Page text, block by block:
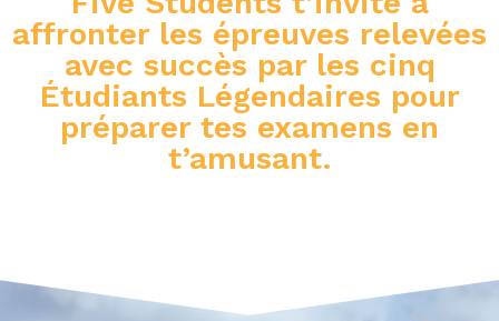
affronter les épreuves relevées
avec succès par les cinq
Étudiants Légendaires pour
préparer tes examens en
t’amusant.